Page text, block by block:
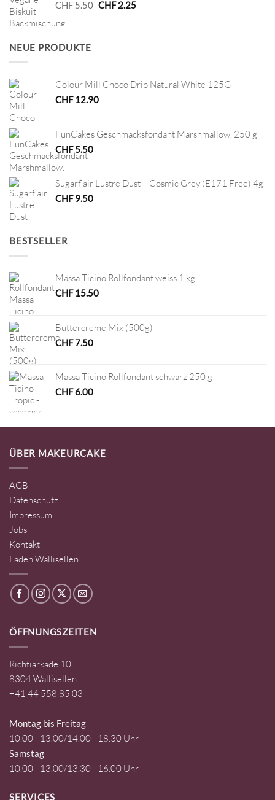
CHF5.50 Ursprünglicher
CHF2.25Aktueller
NEUE PRODUKTE
Colour Mill Choco Drip Natural White 125G
CHF12.90
FunCakes Geschmacksfondant Marshmallow, 250 g
CHF5.50
Sugarflair Lustre Dust – Cosmic Grey (E171 Free) 4g
CHF9.50
BESTSELLER
Massa Ticino Rollfondant weiss 1 kg
CHF15.50
Buttercreme Mix (500g)
CHF7.50
Massa Ticino Rollfondant schwarz 250 g
CHF6.00
ÜBER MAKEURCAKE
AGB
Datenschutz
Impressum
Jobs
Kontakt
Laden Wallisellen
ÖFFNUNGSZEITEN
Richtiarkade 10
8304 Wallisellen
+41 44 558 85 03
Montag bis Freitag
10.00 - 13.00/14.00 - 18.30 Uhr
Samstag
10.00 - 13.00/13.30 - 16.00 Uhr
SERVICES